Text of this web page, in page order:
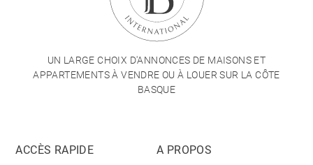
UN LARGE CHOIX D'ANNONCES DE MAISONS ET
APPARTEMENTS À VENDRE OU À LOUER SUR LA CÔTE
BASQUE
ACCÈS RAPIDE
A PROPOS